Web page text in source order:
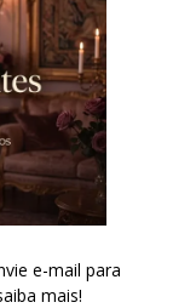
e-mail para
mais!